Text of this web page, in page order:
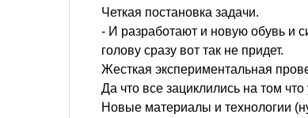
Четкая постановка задачи.
- И разработают и новую обувь и
голову сразу вот так не придет.
Жесткая экспериментальная
Да что все зациклились на том
Новые материалы и технологии